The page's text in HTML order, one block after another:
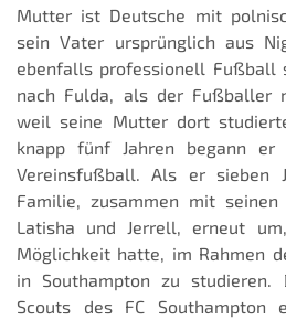
Mutter ist Deutsche mit
sein Vater ursprünglich aus
ebenfalls professionell Fußball
nach Fulda, als der Fußballer
weil seine Mutter dort
knapp fünf Jahren begann er
Vereinsfußball. Als er sieben
Familie, zusammen mit seinen
Latisha und Jerrell, erneut
Möglichkeit hatte, im Rahmen
in Southampton zu studieren.
Scouts des FC Southampton